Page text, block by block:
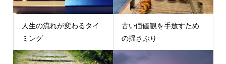
人生の流れが変わるタイ
ミング
古い価値観を手放すため
の揺さぶり